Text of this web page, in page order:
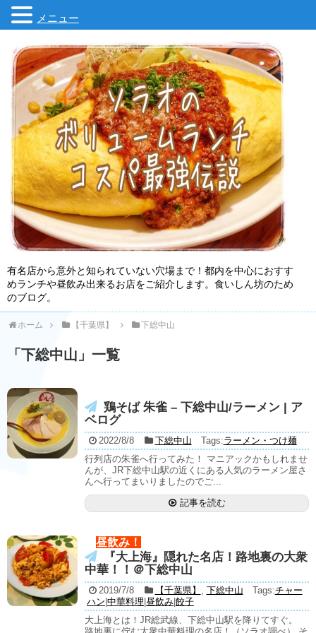
有名店から意外と知られていない穴場まで！都内を中心におすす
めランチや昼飲み出来るお店をご紹介します。食いしん坊のため
のブログ。
ホーム 【千葉県】 下総中山
「 下総中山 」 一覧
鶏そば 朱雀 – 下総中山/ラーメン | ア
ベログ
2022/8/8 下総中山 Tags:ラーメン・つけ麺
行列店の朱雀へ行ってみた！ マニアックかもしれませ
んが、JR下総中山駅の近くにある人気のラーメン屋さ
んへ行ってまいりましたのでご...
記事を読む
昼飲み！
『大上海』隠れた名店！路地裏の大衆
中華！！＠下総中山
2019/7/8 【千葉県】 下総中山 Tags:チャー
ハン 中華料理 昼飲み 餃子
大上海とは！JR総武線、下総中山駅を降りてすぐ。
メニュー